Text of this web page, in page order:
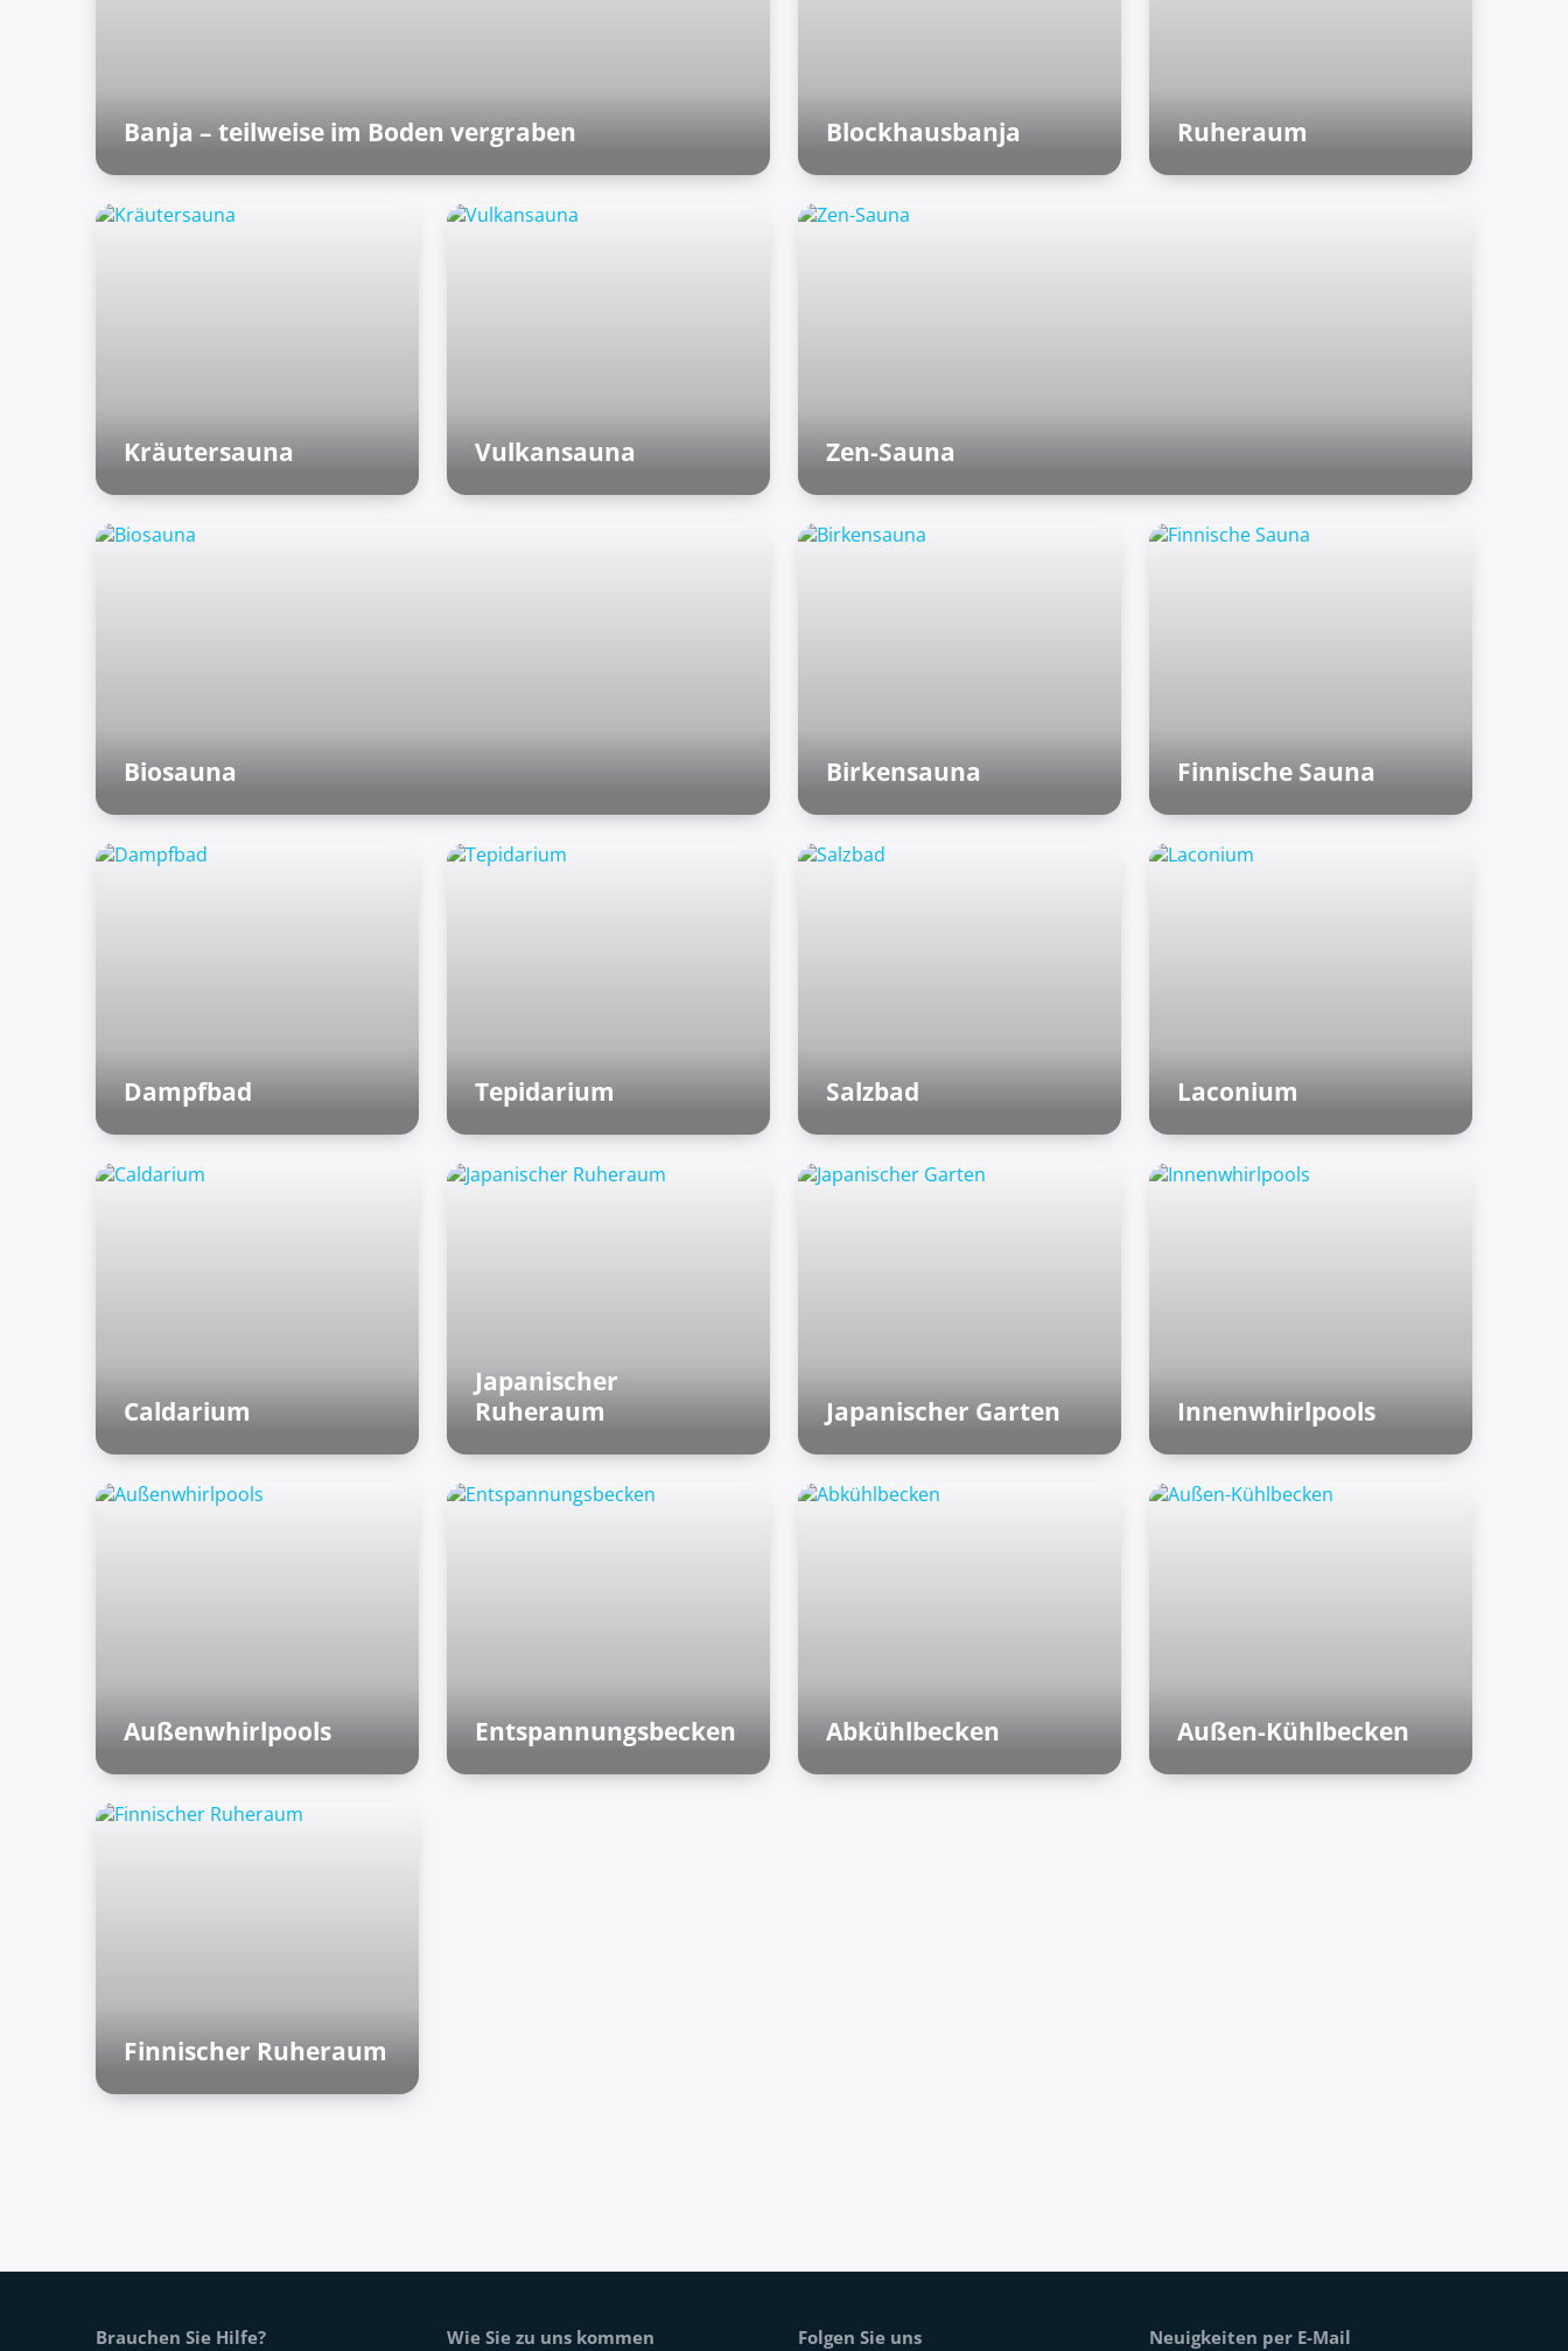
Banja – teilweise im Boden vergraben Blockhausbanja Ruheraum
Kräutersauna Vulkansauna Zen-Sauna
Biosauna Birkensauna Finnische Sauna
Dampfbad Tepidarium Salzbad Laconium
Caldarium
Japanischer
Ruheraum
Japanischer Garten Innenwhirlpools
Außenwhirlpools Entspannungsbecken Abkühlbecken Außen-Kühlbecken
Finnischer Ruheraum
Brauchen Sie Hilfe? Wie Sie zu uns kommen Folgen Sie uns Neuigkeiten per E-Mail